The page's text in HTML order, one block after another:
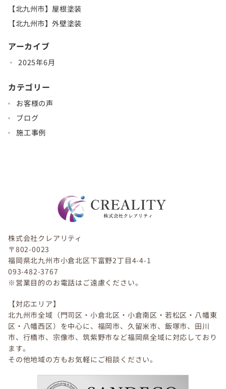
【北九州市】屋根塗装
【北九州市】外壁塗装
アーカイブ
2025年6月
カテゴリー
お客様の声
ブログ
施工事例
株式会社クレアリティ
〒802-0023
福岡県北九州市小倉北区下富野2丁目4-4-1
093-482-3767
※営業目的のお電話はご遠慮ください。
【対応エリア】
北九州市全域（門司区・小倉北区・小倉南区・若松区・八幡東
区・八幡西区）を中心に、福岡市、久留米市、飯塚市、田川
市、行橋市、宗像市、筑紫野市など福岡県全域に対応しており
ます。
その他地域の方もお気軽にご相談ください。